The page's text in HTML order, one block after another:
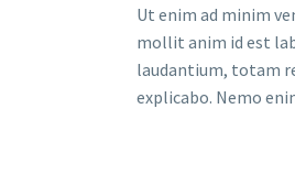
Ut enim ad minim
mollit anim id est
laudantium, totam
explicabo. Nemo